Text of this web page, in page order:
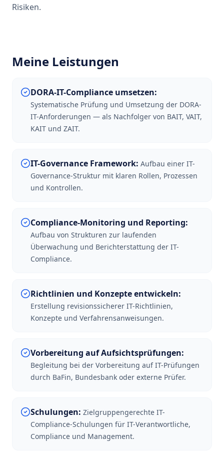
Risiken.
Meine Leistungen
DORA-IT-Compliance umsetzen:
Systematische Prüfung und Umsetzung der DORA-
IT-Anforderungen — als Nachfolger von BAIT, VAIT,
KAIT und ZAIT.
IT-Governance Framework: Aufbau einer IT-
Governance-Struktur mit klaren Rollen, Prozessen
und Kontrollen.
Compliance-Monitoring und Reporting:
Aufbau von Strukturen zur laufenden
Überwachung und Berichterstattung der IT-
Compliance.
Richtlinien und Konzepte entwickeln:
Erstellung revisionssicherer IT-Richtlinien,
Konzepte und Verfahrensanweisungen.
Vorbereitung auf Aufsichtsprüfungen:
Begleitung bei der Vorbereitung auf IT-Prüfungen
durch BaFin, Bundesbank oder externe Prüfer.
Schulungen: Zielgruppengerechte IT-
Compliance-Schulungen für IT-Verantwortliche,
Compliance und Management.